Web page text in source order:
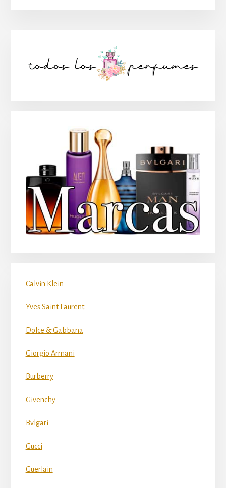
lateral
Calvin Klein
Yves Saint Laurent
Dolce & Gabbana
Giorgio Armani
Burberry
Givenchy
Bvlgari
Gucci
Guerlain